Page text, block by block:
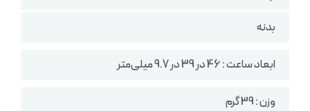
بدنه
ابعاد ساعت : 46 در 39 در 9.7 میلی‌متر
وزن : 39 گرم